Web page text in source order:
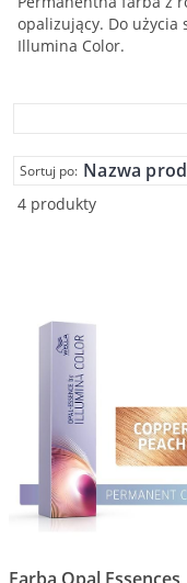
opalizujący. Do użycia
Illumina Color.
4 produkty
Sortuj po: